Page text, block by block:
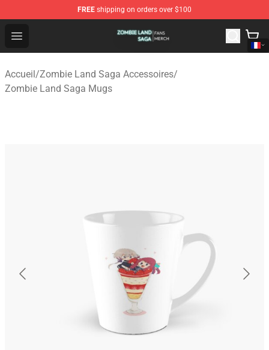
FREE shipping on orders over $100
Open menu
Zombie Land Saga Shop - Official Zombie Land Saga
Accueil/Zombie Land Saga Accessoires/
Zombie Land Saga Mugs